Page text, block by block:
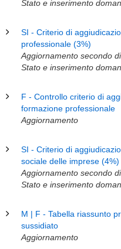
Stato e inserimento
SI - Criterio di
professionale (3%)
Aggiornamento secondo
Stato e inserimento
F - Controllo criterio di
formazione professionale
Aggiornamento
SI - Criterio di
sociale delle imprese (4%)
Aggiornamento secondo
Stato e inserimento
M | F - Tabella riassunto
sussidiato
Aggiornamento